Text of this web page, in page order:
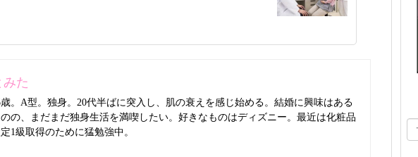
みた
歳。A型。独身。20代半ばに突入し、肌の衰えを感じ始める。結婚に興味はある
のの、まだまだ独身生活を満喫したい。好きなものはディズニー。最近は化粧品
1級取得のために猛勉強中。